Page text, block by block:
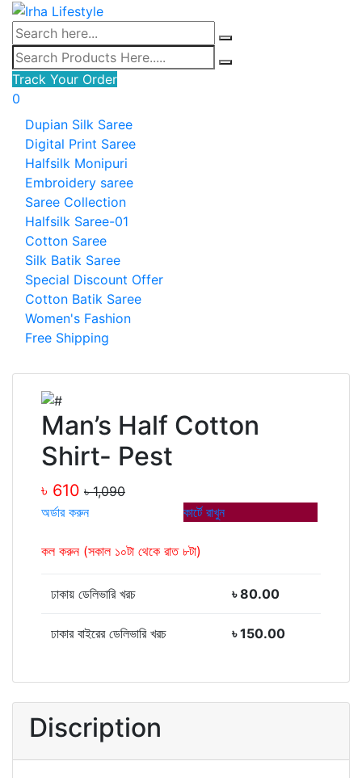
Track Your Order
0
Dupian Silk Saree
Digital Print Saree
Halfsilk Monipuri
Embroidery saree
Saree Collection
Halfsilk Saree-01
Cotton Saree
Silk Batik Saree
Special Discount Offer
Cotton Batik Saree
Women's Fashion
Free Shipping
Man’s Half Cotton
Shirt- Pest
৳ 610 ৳ 1,090
অর্ডার করুন
কার্টে রাখুন
কল করুন (সকাল ১০টা থেকে রাত ৮টা)
ঢাকায় ডেলিভারি খরচ ৳ 80.00
ঢাকার বাইরের ডেলিভারি খরচ ৳ 150.00
Discription